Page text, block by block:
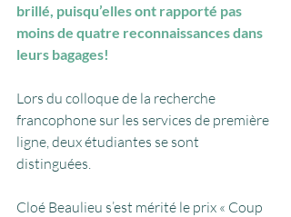
brillé, puisqu’elles ont rapporté pas
moins de quatre reconnaissances dans
leurs bagages!
Lors du colloque de la recherche
francophone sur les services de première
ligne, deux étudiantes se sont
distinguées.
Cloé Beaulieu s’est mérité le prix « Coup